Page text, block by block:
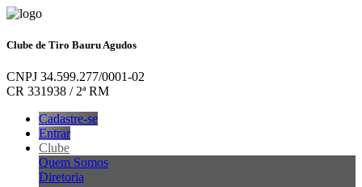
Clube de Tiro Bauru Agudos
CNPJ 34.599.277/0001-02
CR 331938 / 2ª RM
Cadastre-se
Entrar
Clube
Quem Somos
Diretoria